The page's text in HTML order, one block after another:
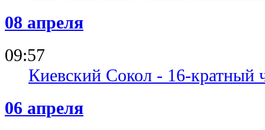
08 апреля
09:57
Киевский Сокол - 16-
06 апреля